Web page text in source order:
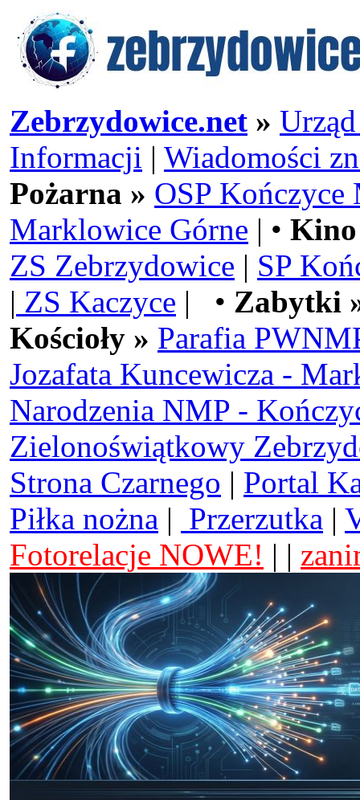
Zebrzydowice.net »
Informacji | Wiadomości
Pożarna » OSP Kończyce
Marklowice Górne | •
ZS Zebrzydowice | SP
| ZS Kaczyce | • Zabytki
Kościoły » Parafia
Jozafata Kuncewicza -
Narodzenia NMP -
Zielonoświątkowy
Strona Czarnego | Portal
Piłka nożna | Przerzutka |
Fotorelacje NOWE! | |